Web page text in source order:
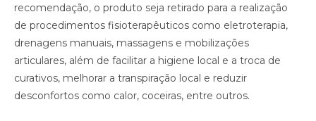
recomendação, o produto seja retirado para a realização
de procedimentos fisioterapêuticos como eletroterapia,
drenagens manuais, massagens e mobilizações
articulares, além de facilitar a higiene local e a troca de
curativos, melhorar a transpiração local e reduzir
desconfortos como calor, coceiras, entre outros.